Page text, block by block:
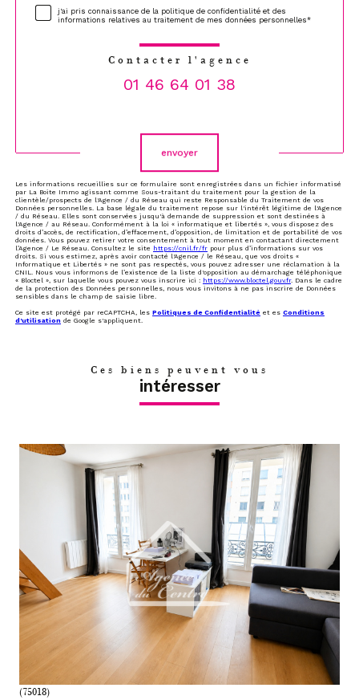
j'ai pris connaissance de la politique de confidentialité et des
informations relatives au traitement de mes données personnelles*
Contacter l'agence
01 46 64 01 38
envoyer
Les informations recueillies sur ce formulaire sont enregistrées dans un fichier informatisé
par La Boite Immo agissant comme Sous-traitant du traitement pour la gestion de la
clientèle/prospects de l'Agence / du Réseau qui reste Responsable du Traitement de vos
Données personnelles. La base légale du traitement repose sur l'intérêt légitime de l'Agence
/ du Réseau. Elles sont conservées jusqu'à demande de suppression et sont destinées à
l'Agence / au Réseau. Conformément à la loi « informatique et libertés », vous disposez des
droits d’accès, de rectification, d’effacement, d’opposition, de limitation et de portabilité de vos
données. Vous pouvez retirer votre consentement à tout moment en contactant directement
l’Agence / Le Réseau. Consultez le site https://cnil.fr/fr pour plus d’informations sur vos
droits. Si vous estimez, après avoir contacté l'Agence / le Réseau, que vos droits «
Informatique et Libertés » ne sont pas respectés, vous pouvez adresser une réclamation à la
CNIL. Nous vous informons de l’existence de la liste d'opposition au démarchage téléphonique
« Bloctel », sur laquelle vous pouvez vous inscrire ici : https://www.bloctel.gouv.fr. Dans le cadre
de la protection des Données personnelles, nous vous invitons à ne pas inscrire de Données
sensibles dans le champ de saisie libre.
Ce site est protégé par reCAPTCHA, les Politiques de Confidentialité et es Conditions
d'utilisation de Google s'appliquent.
Ces biens peuvent vous
intéresser
voir le bien
(75018)